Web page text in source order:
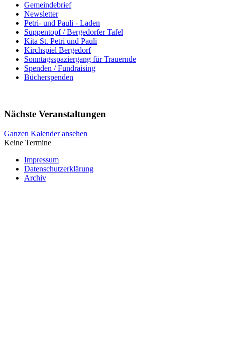
Gemeindebrief
Newsletter
Petri- und Pauli - Laden
Suppentopf / Bergedorfer Tafel
Kita St. Petri und Pauli
Kirchspiel Bergedorf
Sonntagsspaziergang für Trauernde
Spenden / Fundraising
Bücherspenden
Nächste Veranstaltungen
Ganzen Kalender ansehen
Keine Termine
Impressum
Datenschutzerklärung
Archiv